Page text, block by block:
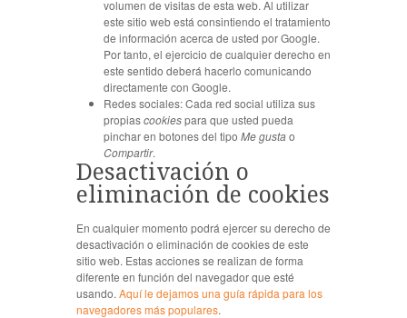
volumen de visitas de esta web. Al utilizar
este sitio web está consintiendo el tratamiento
de información acerca de usted por Google.
Por tanto, el ejercicio de cualquier derecho en
este sentido deberá hacerlo comunicando
directamente con Google.
Redes sociales: Cada red social utiliza sus
propiascookiespara que usted pueda
pinchar en botones del tipo Me gustao
Compartir.
Desactivación o
eliminación de cookies
En cualquier momento podrá ejercer su derecho de
desactivación o eliminación de cookies de este
sitio web. Estas acciones se realizan de forma
diferente en función del navegador que esté
usando. Aquí le dejamos una guía rápida para los
navegadores más populares.